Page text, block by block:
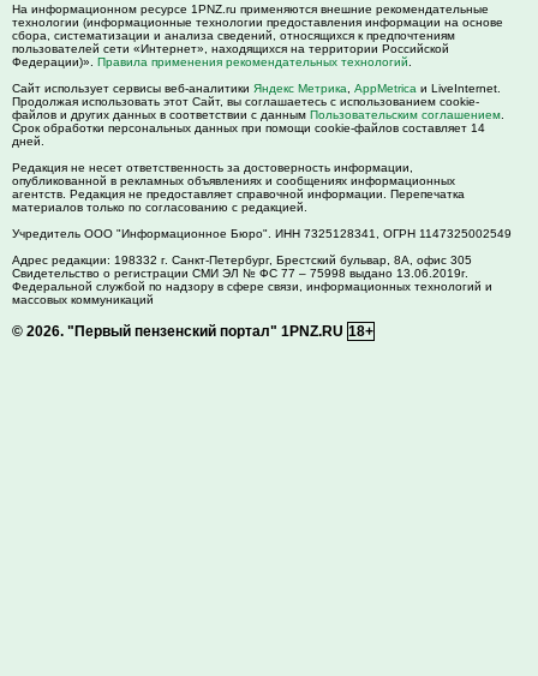
На информационном ресурсе 1PNZ.ru применяются внешние рекомендательные
технологии (информационные технологии предоставления информации на основе
сбора, систематизации и анализа сведений, относящихся к предпочтениям
пользователей сети «Интернет», находящихся на территории Российской
Федерации)». Правила применения рекомендательных технологий
Сайт использует сервисы веб-аналитики Яндекс Метрика AppMetrica и LiveInternet.
Продолжая использовать этот Сайт, вы соглашаетесь с использованием cookie-
файлов и других данных в соответствии с данным Пользовательским соглашением
Срок обработки персональных данных при помощи cookie-файлов составляет 14
дней.
Редакция не несет ответственность за достоверность информации,
опубликованной в рекламных объявлениях и сообщениях информационных
агентств. Редакция не предоставляет справочной информации. Перепечатка
материалов только по согласованию с редакцией.
Учредитель ООО "Информационное Бюро". ИНН 7325128341, ОГРН 1147325002549
Адрес редакции: 198332 г. Санкт-Петербург, Брестский бульвар, 8А, офис 305
Свидетельство о регистрации СМИ ЭЛ № ФС 77 – 75998 выдано 13.06.2019г.
Федеральной службой по надзору в сфере связи, информационных технологий и
массовых коммуникаций
© 2026. "Первый пензенский портал" 1PNZ.RU 18+